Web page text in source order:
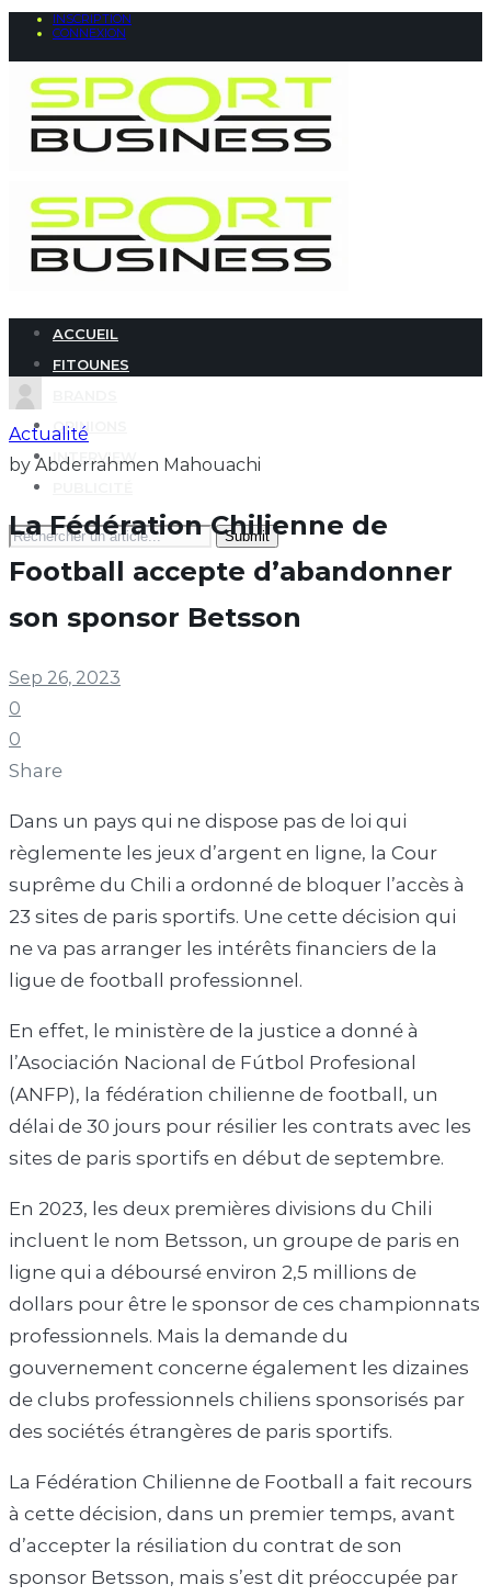
INSCRIPTION
CONNEXION
ACCUEIL
FITOUNES
OPINIONS
INTERVIEW
Search
for:
Actualité
by Abderrahmen Mahouachi
La Fédération Chilienne de
Football accepte d’abandonner
son sponsor Betsson
Sep 26, 2023
0
0
Share
Dans un pays qui ne dispose pas de loi qui
règlemente les jeux d’argent en ligne, la Cour
suprême du Chili a ordonné de bloquer l’accès à
23 sites de paris sportifs. Une cette décision qui
ne va pas arranger les intérêts financiers de la
ligue de football professionnel.
En effet, le ministère de la justice a donné à
l’Asociación Nacional de Fútbol Profesional
(ANFP), la fédération chilienne de football, un
délai de 30 jours pour résilier les contrats avec les
sites de paris sportifs en début de septembre.
En 2023, les deux premières divisions du Chili
incluent le nom Betsson, un groupe de paris en
ligne qui a déboursé environ 2,5 millions de
dollars pour être le sponsor de ces championnats
professionnels. Mais la demande du
gouvernement concerne également les dizaines
de clubs professionnels chiliens sponsorisés par
des sociétés étrangères de paris sportifs.
La Fédération Chilienne de Football a fait recours
à cette décision, dans un premier temps, avant
d’accepter la résiliation du contrat de son
sponsor Betsson, mais s’est dit préoccupée par